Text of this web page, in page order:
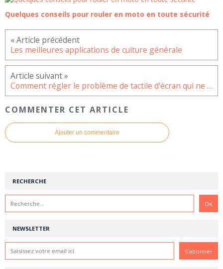
Quelques conseils pour rouler en moto en toute sécurité
Les meilleures applications de culture générale
Comment régler le problème de tactile d'écran qui ne répond pas sur le Redmi 10 ?
COMMENTER CET ARTICLE
Ajouter un commentaire
NEWSLETTER
RECHERCHE